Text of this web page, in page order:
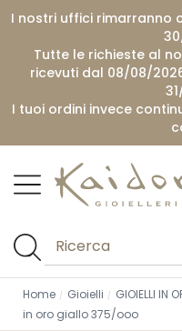
I nostri uffici rimarranno
Tutte le richieste al
ricevuti dal 08/08/
I tuoi ordini invece
Home Gioielli GIOIELLI IN
in oro giallo 375/ooo